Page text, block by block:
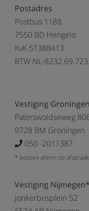
Postadres
Postbus 1188
7550 BD Hengelo
KvK 51388413
BTW NL-
Vestiging
Paterswoldseweg
9728 BM Groningen
050 -2011387
* bezoek alleen op afspraak
Vestiging Nijmegen*
Jonkerbosplein 52